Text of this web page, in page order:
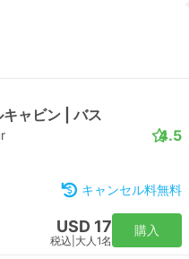
ャビン | バス
4.5
キャンセル料無料
USD 17
税込 大人1名
購入